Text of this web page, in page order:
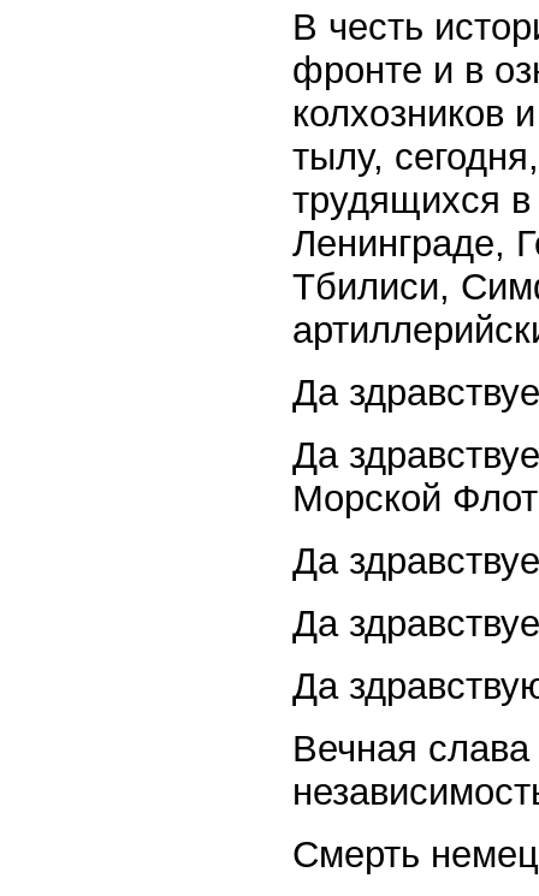
В честь
фронте и в
колхозников
тылу,
трудящихся
Ленинграде,
Тбилиси,
Да
Да
Морской
Да
Да
Да
Вечная
Смерть